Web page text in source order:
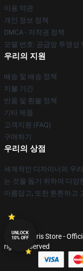
이용 약관
개인 정보 정책
DMCA - 저작권 정책
모델 번호: 공급망 투명성
우리의 지원
배송 및 배송 정책
지불 기간
반품 및 환불 정책
기타 제품
고객지원 (FAQ)
구매하기
우리의 상점
세계적인 디자이너의 우
는 것을 돕기 위하여 다
아름답고, 또한 튼튼하고
© KallMeKris Store -
rights reserved
UNLOCK
10% OFF